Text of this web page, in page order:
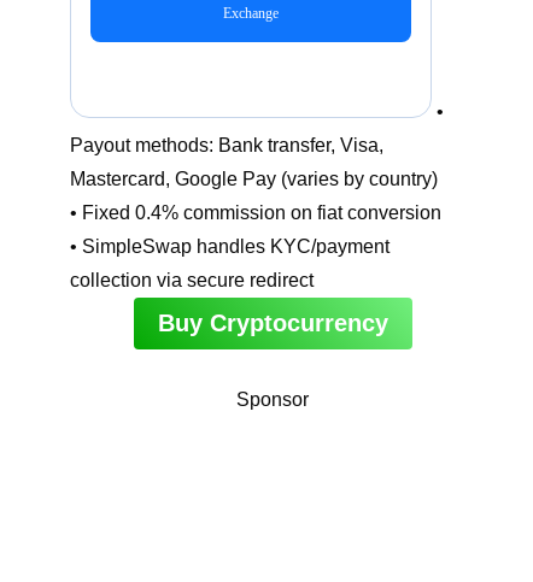
•
Payout methods: Bank transfer, Visa,
Mastercard, Google Pay (varies by country)
• Fixed 0.4% commission on fiat conversion
• SimpleSwap handles KYC/payment
collection via secure redirect
Buy Cryptocurrency
Sponsor